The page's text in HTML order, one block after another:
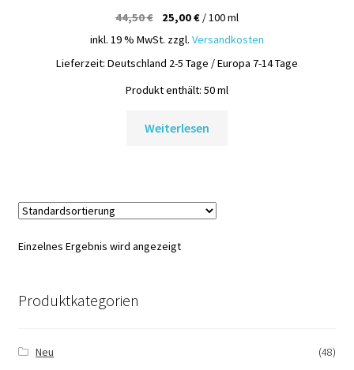
22,25 €
44,50€ 25,00€ /100ml
inkl. 19 % MwSt. zzgl. Versandkosten
Lieferzeit: Deutschland 2-5 Tage / Europa 7-14 Tage
Produkt enthält: 50ml
Weiterlesen
Einzelnes Ergebnis wird angezeigt
Produktkategorien
Neu
(48)